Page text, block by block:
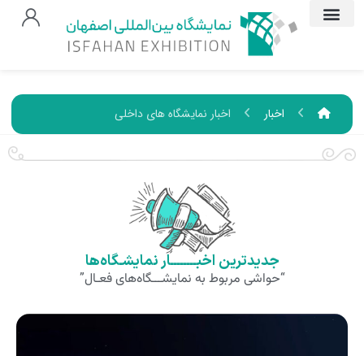
اخبار اخبار نمایشگاه های داخلی
جدیدترین اخبــــــــار نمایشـگاه‌ها
“حواشی مربوط به نمایشـــگاه‌های فعـال”